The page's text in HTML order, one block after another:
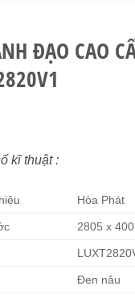
ĐẠO CAO
kĩ thuật :
Hòa Phát
2805 x
Đen nâu